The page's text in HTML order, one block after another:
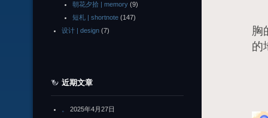
胸
的
朝花夕拾 | memory (9)
短札 | shortnote (147)
设计 | design (7)
近期文章
2025年4月27日